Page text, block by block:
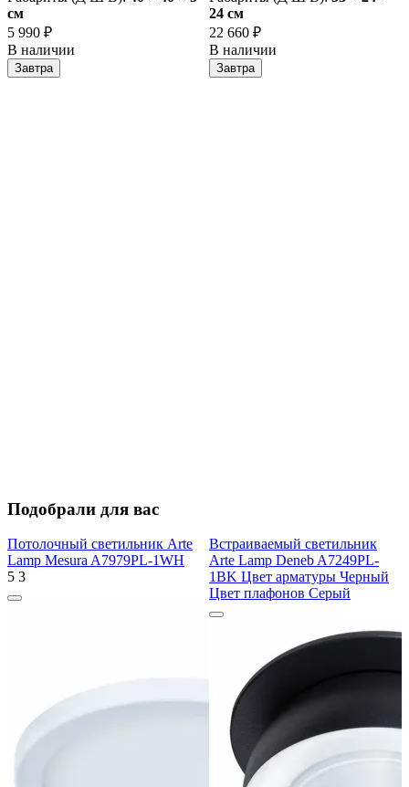
cм
5 990 ₽
В наличии
Завтра
24 cм
22 660 ₽
В наличии
Завтра
Подобрали для вас
Потолочный светильник Arte
Lamp Mesura A7979PL-1WH
5 3
Встраиваемый светильник
Arte Lamp Deneb A7249PL-
1BK Цвет арматуры Черный
Цвет плафонов Серый